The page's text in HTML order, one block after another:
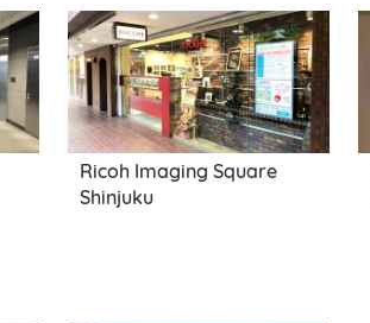
Ricoh Imaging Square
Shinjuku